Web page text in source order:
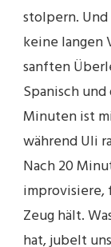
stolpern.
keine langen
sanften
Spanisch und
Minuten ist
während Uli
Nach 20
improvisiere,
Zeug hält.
hat, jubelt